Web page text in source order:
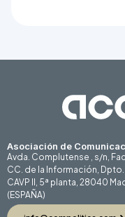
Asociación de
Avda. Complutense , s/n,
CC. de la Información, Dpto.
CAVP II, 5ª planta, 28040
(ESPAÑA)